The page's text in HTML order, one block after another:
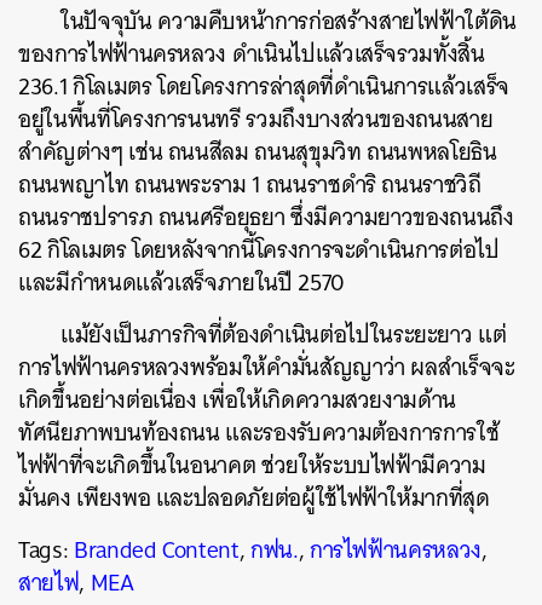
ในปัจจุบัน ความคืบหน้าการก่อสร้างสายไฟฟ้าใต้ดิน
ของการไฟฟ้านครหลวง ดำเนินไปแล้วเสร็จรวมทั้งสิ้น
236.1 กิโลเมตร โดยโครงการล่าสุดที่ดำเนินการแล้วเสร็จ
อยู่ในพื้นที่โครงการนนทรี รวมถึงบางส่วนของถนนสาย
สำคัญต่างๆ เช่น ถนนสีลม ถนนสุขุมวิท ถนนพหลโยธิน
ถนนพญาไท ถนนพระราม 1 ถนนราชดำริ ถนนราชวิถี
ถนนราชปรารภ ถนนศรีอยุธยา ซึ่งมีความยาวของถนนถึง
62 กิโลเมตร โดยหลังจากนี้โครงการจะดำเนินการต่อไป
และมีกำหนดแล้วเสร็จภายในปี 2570
แม้ยังเป็นภารกิจที่ต้องดำเนินต่อไปในระยะยาว แต่
การไฟฟ้านครหลวงพร้อมให้คำมั่นสัญญาว่า ผลสำเร็จจะ
เกิดขึ้นอย่างต่อเนื่อง เพื่อให้เกิดความสวยงามด้าน
ทัศนียภาพบนท้องถนน และรองรับความต้องการการใช้
ไฟฟ้าที่จะเกิดขึ้นในอนาคต ช่วยให้ระบบไฟฟ้ามีความ
มั่นคง เพียงพอ และปลอดภัยต่อผู้ใช้ไฟฟ้าให้มากที่สุด
Tags:Branded Content,กฟน.,การไฟฟ้านครหลวง,
สายไฟ, MEA
ค้นหา
SHARE TWEET LINE EMAIL